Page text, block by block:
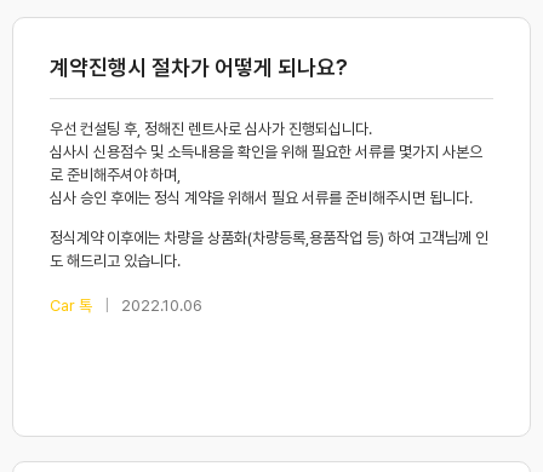
계약진행시 절차가 어떻게 되나요?
우선 컨설팅 후, 정해진 렌트사로 심사가 진행되십니다.
심사시 신용점수 및 소득내용을 확인을 위해 필요한 서류를 몇가지 사본으
로 준비해주셔야 하며,
심사 승인 후에는 정식 계약을 위해서 필요 서류를 준비해주시면 됩니다.
정식계약 이후에는 차량을 상품화(차량등록,용품작업 등) 하여 고객님께 인
도 해드리고 있습니다.
Car 톡 2022.10.06